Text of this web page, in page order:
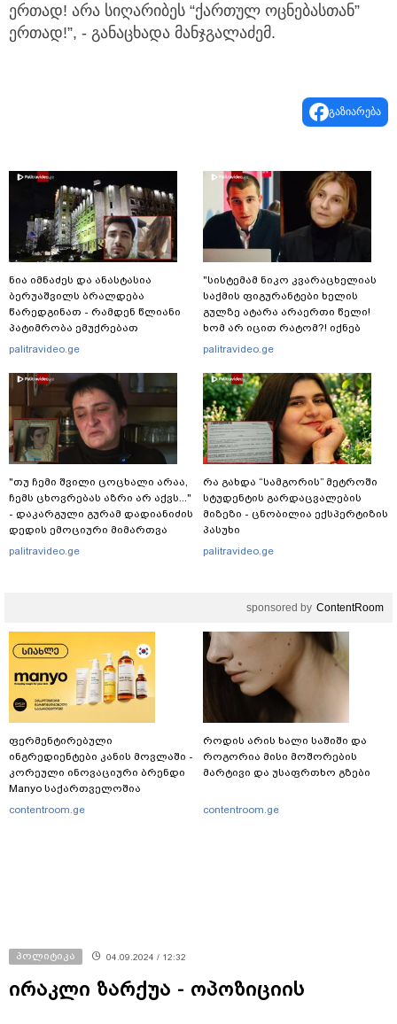
ერთად! არა სიღარიბეს “ქართულ ოცნებასთან”
ერთად!”, - განაცხადა მანჯგალაძემ.
გაზიარება
ნია იმნაძეს და ანასტასია
ბერუაშვილს ბრალდება
წარედგინათ - რამდენ წლიანი
პატიმრობა ემუქრებათ
არასრულწლოვნებს?
palitravideo.ge
"თუ ჩემი შვილი ცოცხალი არაა,
ჩემს ცხოვრებას აზრი არ აქვს..."
- დაკარგული გურამ დადიანიძის
დედის ემოციური მიმართვა
palitravideo.ge
"სისტემამ ნიკო კვარაცხელიას
საქმის ფიგურანტები ხელის
გულზე ატარა არაერთი წელი!
ხომ არ იცით რატომ?! იქნებ
იმიტომ რომ თავად
კვარაცხელიას დედა
განცხადებას ავრცელებს
palitravideo.ge
რა გახდა “სამგორის” მეტროში
სტუდენტის გარდაცვალების
მიზეზი - ცნობილია ექსპერტიზის
პასუხი
palitravideo.ge
sponsored by ContentRoom
ფერმენტირებული
ინგრედიენტები კანის მოვლაში -
კორეული ინოვაციური ბრენდი
Manyo საქართველოშია
contentroom.ge
როდის არის ხალი საშიში და
როგორია მისი მოშორების
მარტივი და უსაფრთხო გზები
contentroom.ge
პოლიტიკა 04.09.2024 / 12:32
ირაკლი ზარქუა - ოპოზიციის